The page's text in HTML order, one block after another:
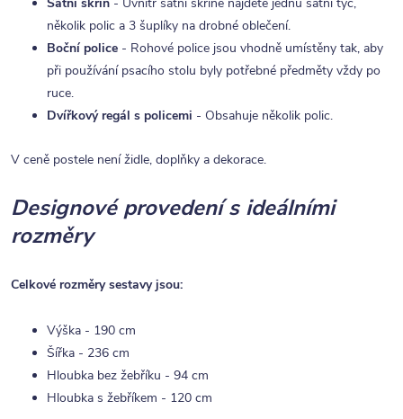
několik polic a 3 šuplíky na drobné oblečení.
Boční police - Rohové police jsou vhodně umístěny tak, aby
při používání psacího stolu byly potřebné předměty vždy po
ruce.
Dvířkový regál s policemi - Obsahuje několik polic.
V ceně postele není židle, doplňky a dekorace.
Designové provedení s ideálními
rozměry
Celkové rozměry sestavy jsou:
Výška - 190 cm
Šířka - 236 cm
Hloubka bez žebříku - 94 cm
Hloubka s žebříkem - 120 cm